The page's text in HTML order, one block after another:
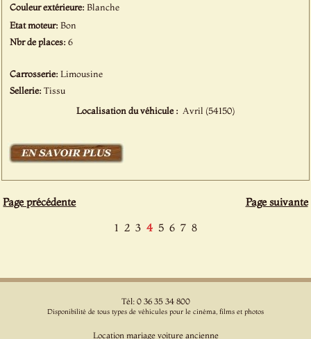
Couleur extérieure:Blanche
Etat moteur:Bon
Nbr de places:6
Carrosserie:Limousine
Sellerie:Tissu
Localisation du véhicule : Avril (54150)
Page précédente
Page suivante
1 2 3 4 5 6 7 8
Tél: 0 36 35 34 800
Disponibilité de tous types de véhicules pour le cinéma, films et photos
Location mariage voiture ancienne